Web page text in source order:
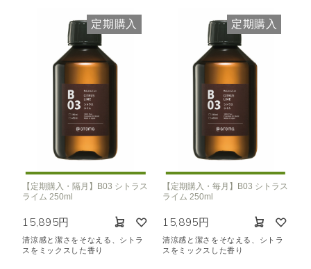
定期購入
【定期購入・隔月】B03 シトラス
ライム 250ml
15,895円
清涼感と潔さをそなえる、シトラ
スをミックスした香り
定期購入
【定期購入・毎月】B03 シトラス
ライム 250ml
15,895円
清涼感と潔さをそなえる、シトラ
スをミックスした香り